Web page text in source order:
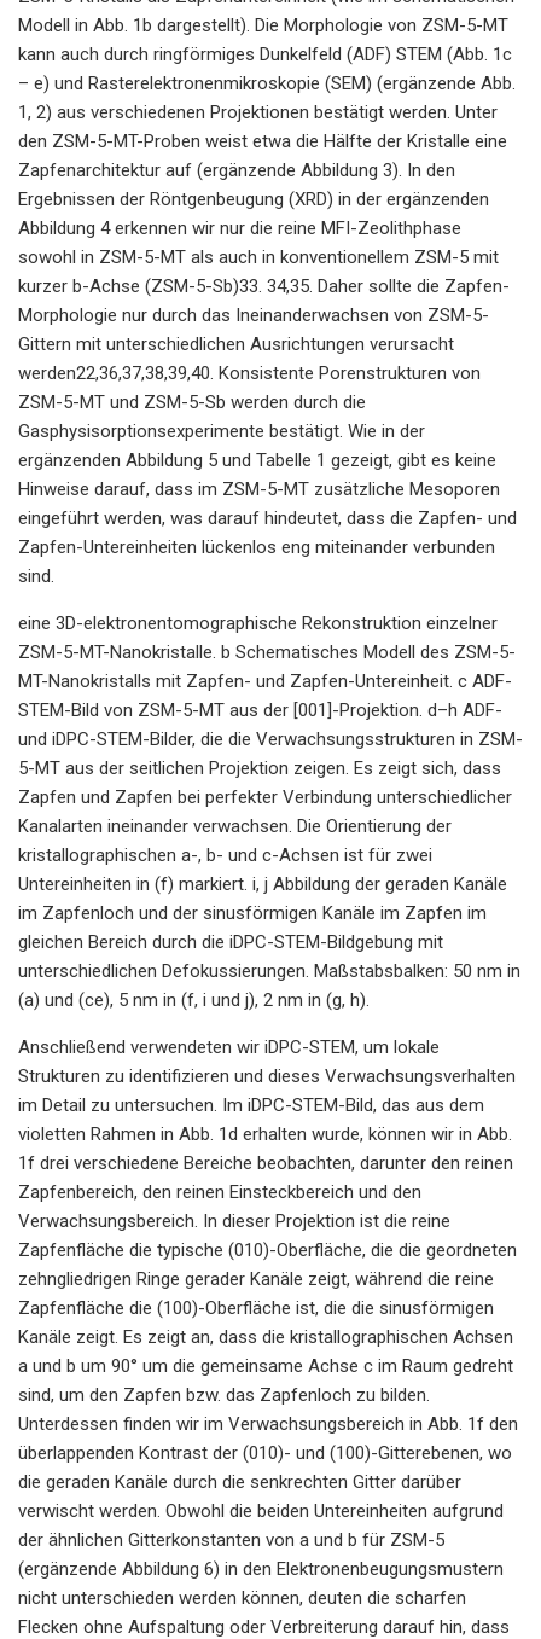
Modell in Abb. 1b dargestellt). Die Morphologie von ZSM-5-MT
kann auch durch ringförmiges Dunkelfeld (ADF) STEM (Abb. 1c
– e) und Rasterelektronenmikroskopie (SEM) (ergänzende Abb.
1, 2) aus verschiedenen Projektionen bestätigt werden. Unter
den ZSM-5-MT-Proben weist etwa die Hälfte der Kristalle eine
Zapfenarchitektur auf (ergänzende Abbildung 3). In den
Ergebnissen der Röntgenbeugung (XRD) in der ergänzenden
Abbildung 4 erkennen wir nur die reine MFI-Zeolithphase
sowohl in ZSM-5-MT als auch in konventionellem ZSM-5 mit
kurzer b-Achse (ZSM-5-Sb)33. 34,35. Daher sollte die Zapfen-
Morphologie nur durch das Ineinanderwachsen von ZSM-5-
Gittern mit unterschiedlichen Ausrichtungen verursacht
werden22,36,37,38,39,40. Konsistente Porenstrukturen von
ZSM-5-MT und ZSM-5-Sb werden durch die
Gasphysisorptionsexperimente bestätigt. Wie in der
ergänzenden Abbildung 5 und Tabelle 1 gezeigt, gibt es keine
Hinweise darauf, dass im ZSM-5-MT zusätzliche Mesoporen
eingeführt werden, was darauf hindeutet, dass die Zapfen- und
Zapfen-Untereinheiten lückenlos eng miteinander verbunden
sind.
eine 3D-elektronentomographische Rekonstruktion einzelner
ZSM-5-MT-Nanokristalle. b Schematisches Modell des ZSM-5-
MT-Nanokristalls mit Zapfen- und Zapfen-Untereinheit. c ADF-
STEM-Bild von ZSM-5-MT aus der [001]-Projektion. d–h ADF-
und iDPC-STEM-Bilder, die die Verwachsungsstrukturen in ZSM-
5-MT aus der seitlichen Projektion zeigen. Es zeigt sich, dass
Zapfen und Zapfen bei perfekter Verbindung unterschiedlicher
Kanalarten ineinander verwachsen. Die Orientierung der
kristallographischen a-, b- und c-Achsen ist für zwei
Untereinheiten in (f) markiert. i, j Abbildung der geraden Kanäle
im Zapfenloch und der sinusförmigen Kanäle im Zapfen im
gleichen Bereich durch die iDPC-STEM-Bildgebung mit
unterschiedlichen Defokussierungen. Maßstabsbalken: 50 nm in
(a) und (ce), 5 nm in (f, i und j), 2 nm in (g, h).
Anschließend verwendeten wir iDPC-STEM, um lokale
Strukturen zu identifizieren und dieses Verwachsungsverhalten
im Detail zu untersuchen. Im iDPC-STEM-Bild, das aus dem
violetten Rahmen in Abb. 1d erhalten wurde, können wir in Abb.
1f drei verschiedene Bereiche beobachten, darunter den reinen
Zapfenbereich, den reinen Einsteckbereich und den
Verwachsungsbereich. In dieser Projektion ist die reine
Zapfenfläche die typische (010)-Oberfläche, die die geordneten
zehngliedrigen Ringe gerader Kanäle zeigt, während die reine
Zapfenfläche die (100)-Oberfläche ist, die die sinusförmigen
Kanäle zeigt. Es zeigt an, dass die kristallographischen Achsen
a und b um 90° um die gemeinsame Achse c im Raum gedreht
sind, um den Zapfen bzw. das Zapfenloch zu bilden.
Unterdessen finden wir im Verwachsungsbereich in Abb. 1f den
überlappenden Kontrast der (010)- und (100)-Gitterebenen, wo
die geraden Kanäle durch die senkrechten Gitter darüber
verwischt werden. Obwohl die beiden Untereinheiten aufgrund
der ähnlichen Gitterkonstanten von a und b für ZSM-5
(ergänzende Abbildung 6) in den Elektronenbeugungsmustern
nicht unterschieden werden können, deuten die scharfen
Flecken ohne Aufspaltung oder Verbreiterung darauf hin, dass